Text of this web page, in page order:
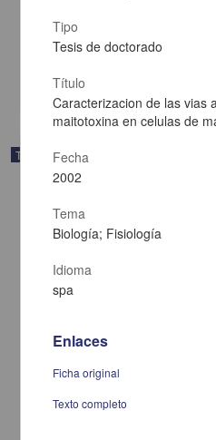
Chanez Cárdenas, Maria Elena
Medicina y Ciencias de la Salud
Trabajo de grado
Tipo
Tesis de doctorado
Título
Caracterizacion de las vias
maitotoxina en celulas de
Fecha
2002
Tema
Biología; Fisiología
Idioma
spa
Enlaces
Ficha original
Texto completo